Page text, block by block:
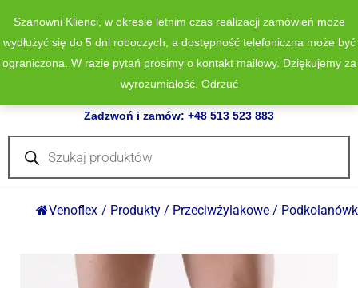
Zadzwoń i zamów: +48 513 523 883
Wyszukiwarka
produktów
Venoflex / Produkty / Przeciwżylakowe /
Szanowni Klienci, w okresie letnim czas realizacji zamówień może
wydłużyć się do 5 dni roboczych, a dostępność telefoniczna może być
ograniczona. W razie pytań prosimy o kontakt mailowy. Dziękujemy za
wyrozumiałość. Odrzuć